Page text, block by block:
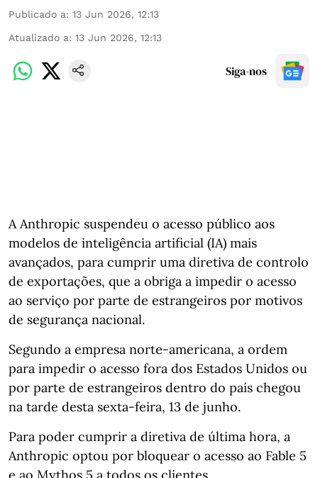
Publicado a: 13 Jun 2026, 12:13
Atualizado a: 13 Jun 2026, 12:13
Siga-nos
A Anthropic suspendeu o acesso público aos
modelos de inteligência artificial (IA) mais
avançados, para cumprir uma diretiva de controlo
de exportações, que a obriga a impedir o acesso
ao serviço por parte de estrangeiros por motivos
de segurança nacional.
Segundo a empresa norte-americana, a ordem
para impedir o acesso fora dos Estados Unidos ou
por parte de estrangeiros dentro do país chegou
na tarde desta sexta-feira, 13 de junho.
Para poder cumprir a diretiva de última hora, a
Anthropic optou por bloquear o acesso ao Fable 5
e ao Mythos 5 a todos os clientes.